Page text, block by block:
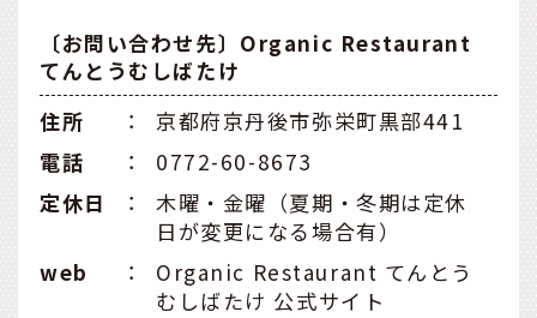
〔お問い合わせ先〕Organic Restaurant
てんとうむしばたけ
住所
：
京都府京丹後市弥栄町黒部441
電話
：
0772-60-8673
定休日
：
木曜・金曜（夏期・冬期は定休
日が変更になる場合有）
web
：
Organic Restaurant てんとう
むしばたけ 公式サイト